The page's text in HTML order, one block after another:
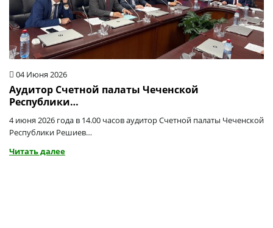
04 Июня 2026
Аудитор Счетной палаты Чеченской
Республики…
4 июня 2026 года в 14.00 часов аудитор Счетной палаты Чеченской
Республики Решиев…
Читать далее